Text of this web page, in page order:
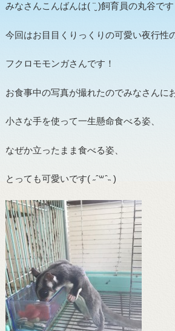
みなさんこんばんは( ¨̮ )飼育員の丸谷です
今回はお目目くりっくりの可愛い夜行性
フクロモモンガさんです！
お食事中の写真が撮れたのでみなさんに
小さな手を使って一生懸命食べる姿、
なぜか立ったまま食べる姿、
とっても可愛いです( ˶ˆ꒳ˆ˵ )